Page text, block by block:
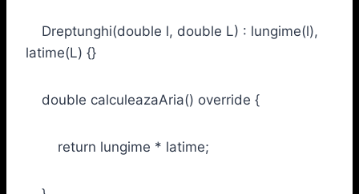
Dreptunghi(double l, double L) : lungime(l),
latime(L) {}
double calculeazaAria() override {
return lungime * latime;